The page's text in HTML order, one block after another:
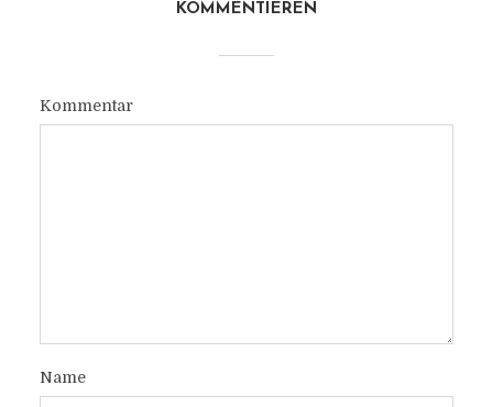
KOMMENTIEREN
Kommentar
Name